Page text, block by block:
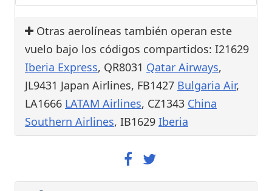
Otras aerolíneas también operan este
vuelo bajo los códigos compartidos: I21629
Iberia Express, QR8031 Qatar Airways,
JL9431 Japan Airlines, FB1427 Bulgaria Air,
LA1666 LATAM Airlines, CZ1343 China
Southern Airlines, IB1629 Iberia